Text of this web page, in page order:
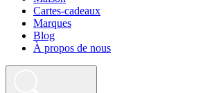
Cartes-cadeaux
Marques
Blog
À propos de nous